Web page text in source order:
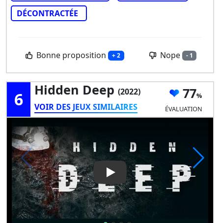
DÉCONTRACTÉE
Bonne proposition + 2 Nope - 1
6 Hidden Deep (2022)
VOIR DES JEUX SIMILAIRES
77
ÉVALUATION
Play Video: Hidden Deep